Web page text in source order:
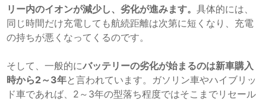
リー内のイオンが減少し、劣化が進みます。具体的には、
同じ時間だけ充電しても航続距離は次第に短くなり、充電
の持ちが悪くなってくるのです。
そして、一般的にバッテリーの劣化が始まるのは新車購入
時から2～3年と言われています。ガソリン車やハイブリッ
ド車であれば、2～3年の型落ち程度ではそこまでリセール